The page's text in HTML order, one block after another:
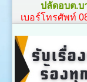
ปลัดอบต.บ
เบอร์โทรศัพท์